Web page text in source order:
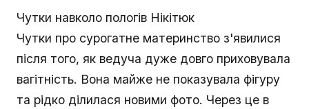
Чутки навколо пологів Нікітюк
Чутки про сурогатне материнство з'явилися
після того, як ведуча дуже довго приховувала
вагітність. Вона майже не показувала фігуру
та рідко ділилася новими фото. Через це в